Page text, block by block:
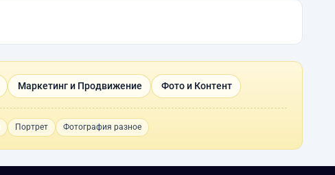
Маркетинг и Продвижение Фото и Контент
Портрет Фотография разное